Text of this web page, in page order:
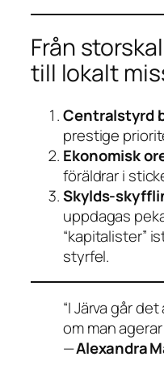
Från
till lokalt
Centralstyrd
prestige
Ekonomisk
föräldrar i
uppdagas
“kapitalister”
styrfel.
“I Järva går
om man
—Alexandra